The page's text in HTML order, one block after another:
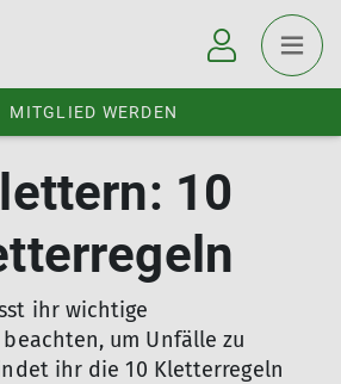
MITGLIED WERDEN
10
ihr wichtige
um Unfälle zu
ihr die 10 Kletterregeln